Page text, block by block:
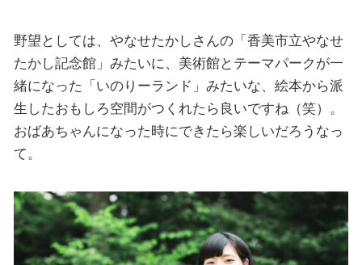
野望としては、やなせたかしさんの「香美市立やなせ
たかし記念館」みたいに、美術館とテーマパークが一
緒になった「いのりーランド」みたいな、絵本から派
生したおもしろ空間がつくれたら良いですね（笑）。
おばあちゃんになった時にできたら楽しいだろうなっ
て。